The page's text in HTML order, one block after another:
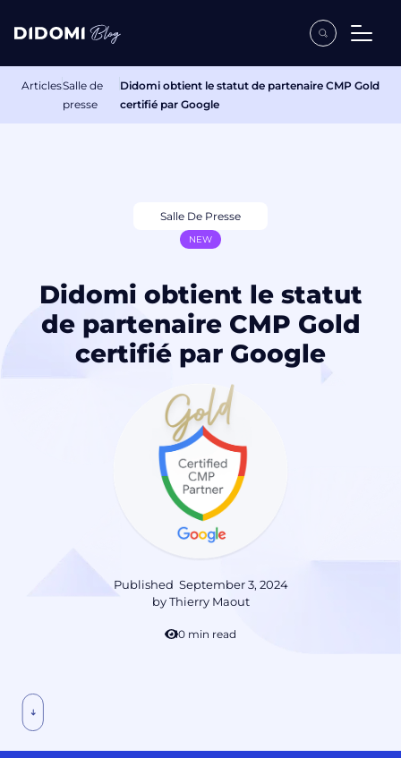
ArticlesSalle de
presse
Didomi obtient le statut de partenaire CMP Gold
certifié par Google
Salle De Presse
NEW
Didomi obtient le statut
de partenaire CMP Gold
certifié par Google
Published September 3, 2024
byThierry Maout
10 min read